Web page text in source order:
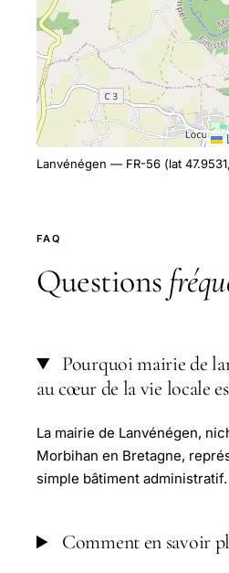
Lanvénégen — FR-56 (lat
FAQ
Questions
Pourquoi mairie de
au cœur de la vie locale
La mairie de Lanvénégen,
Morbihan en Bretagne,
simple bâtiment administratif.
Comment en savoir